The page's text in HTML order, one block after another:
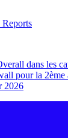
dans les
pour la 2ème
2026